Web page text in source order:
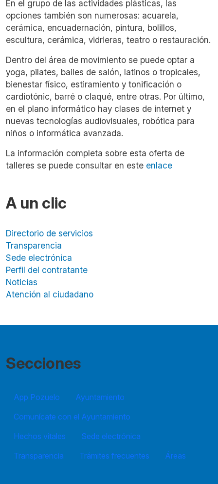
En el grupo de las actividades plásticas, las
opciones también son numerosas: acuarela,
cerámica, encuadernación, pintura, bolillos,
escultura, cerámica, vidrieras, teatro o restauración.
Dentro del área de movimiento se puede optar a
yoga, pilates, bailes de salón, latinos o tropicales,
bienestar físico, estiramiento y tonificación o
cardiotónic, barré o claqué, entre otras. Por último,
en el plano informático hay clases de internet y
nuevas tecnologías audiovisuales, robótica para
niños o informática avanzada.
La información completa sobre esta oferta de
talleres se puede consultar en este enlace
A un clic
Directorio de servicios
Transparencia
Sede electrónica
Perfil del contratante
Noticias
Atención al ciudadano
Secciones
App Pozuelo
Ayuntamiento
Comunícate con el Ayuntamiento
Hechos vitales
Sede electrónica
Transparencia
Trámites frecuentes Áreas